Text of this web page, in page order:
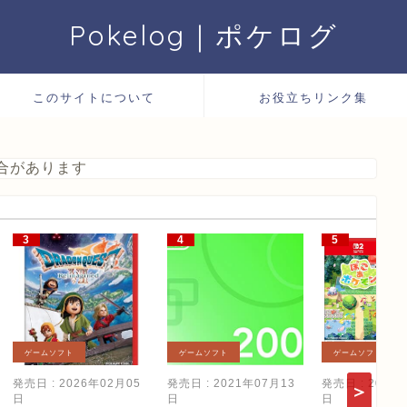
Pokelog｜ポケログ
このサイトについて お役立ちリンク集
があります
ゲームソフト
発売日 : 2026年02月05
日
ゲームソフト
発売日 : 2021年07月13
日
ゲームソフト
発売日 : 2026
日